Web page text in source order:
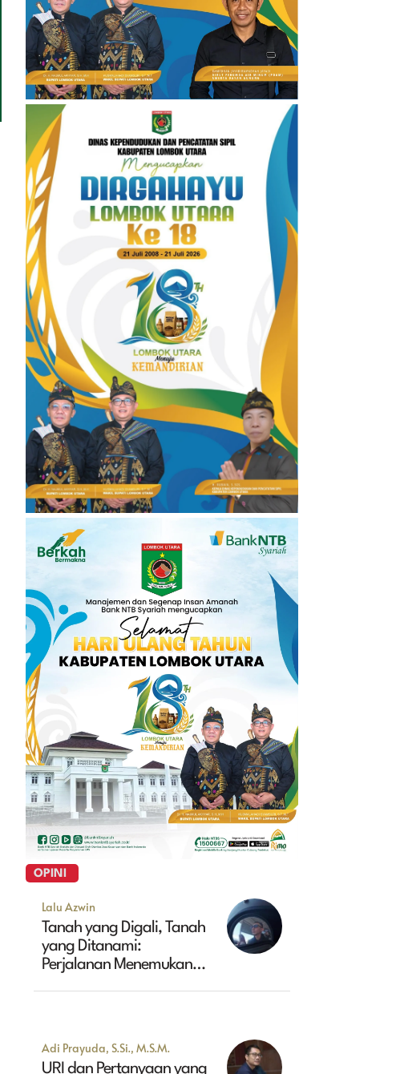
OPINI
Lalu Azwin
Tanah yang Digali, Tanah
yang Ditanami:
Perjalanan Menemukan
Adi Prayuda, S.Si., M.S.M.
URI dan Pertanyaan yang